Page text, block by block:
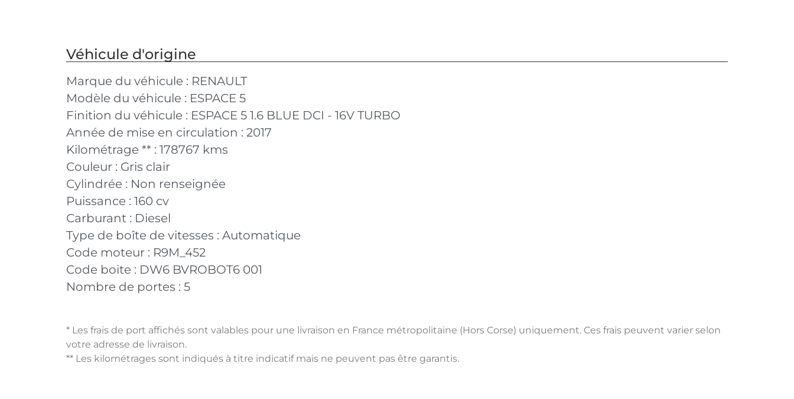
Véhicule d'origine
Marque du véhicule : RENAULT
Modèle du véhicule : ESPACE 5
Finition du véhicule : ESPACE 5 1.6 BLUE DCI - 16V TURBO
Année de mise en circulation : 2017
Kilométrage ** : 178767 kms
Couleur : Gris clair
Cylindrée : Non renseignée
Puissance : 160 cv
Carburant : Diesel
Type de boîte de vitesses : Automatique
Code moteur : R9M_452
Code boite : DW6 BVROBOT6 001
Nombre de portes : 5
* Les frais de port affichés sont valables pour une livraison en France métropolitaine (Hors Corse) uniquement. Ces frais peuvent varier selon
votre adresse de livraison.
** Les kilométrages sont indiqués à titre indicatif mais ne peuvent pas être garantis.